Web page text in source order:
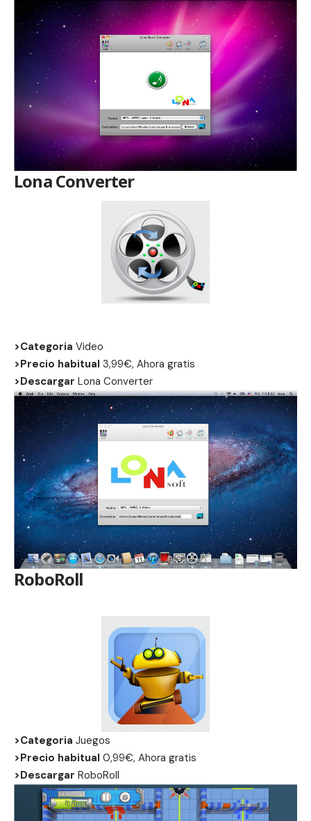
Lona Converter
>Categoria Video
>Precio habitual 3,99€, Ahora gratis
>Descargar Lona Converter
RoboRoll
>Categoria Juegos
>Precio habitual 0,99€, Ahora gratis
>Descargar RoboRoll